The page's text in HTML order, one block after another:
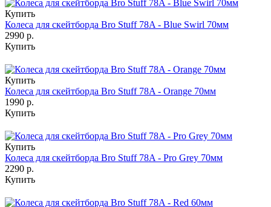
Купить
Колеса для скейтборда Bro Stuff 78A - Blue Swirl 70мм
2990 р.
Купить
Купить
Колеса для скейтборда Bro Stuff 78A - Orange 70мм
1990 р.
Купить
Купить
Колеса для скейтборда Bro Stuff 78A - Pro Grey 70мм
2290 р.
Купить